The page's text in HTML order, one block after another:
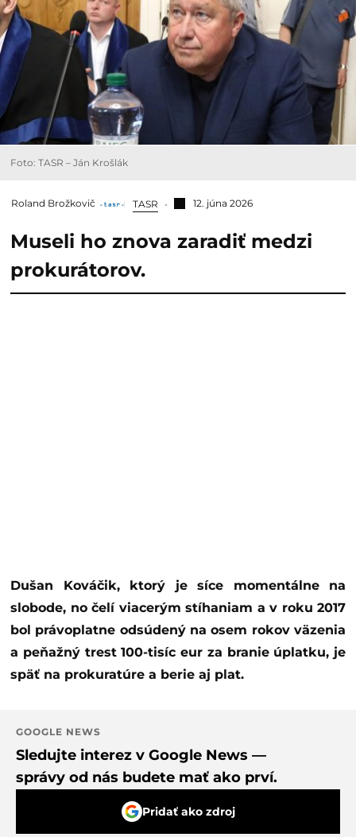
Foto: TASR – Ján Krošlák
Roland Brožkovič TASR 12. júna 2026
Museli ho znova zaradiť medzi
prokurátorov.
Dušan Kováčik, ktorý je síce momentálne na
slobode, no čelí viacerým stíhaniam a v roku 2017
bol právoplatne odsúdený na osem rokov väzenia
a peňažný trest 100-tisíc eur za branie úplatku, je
späť na prokuratúre a berie aj plat.
GOOGLE NEWS
Sledujte interez v Google News —
správy od nás budete mať ako prví.
Pridať ako zdroj